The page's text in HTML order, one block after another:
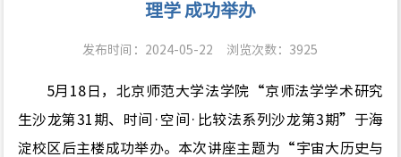
理学 成功举办
发布时间：2024-05-22 浏览次数： 3925
5月18日，北京师范大学法学院 “京师法学学术研究
生沙龙第31期、时间 · 空间 · 比较法系列沙龙第3期”
于海
淀校区后主楼成功举办。本次讲座主题为 “宇宙大历史与